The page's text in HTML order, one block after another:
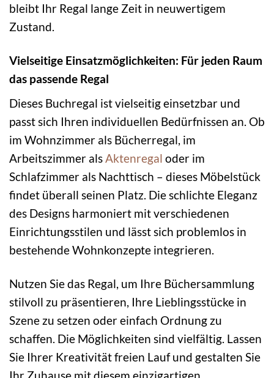
bleibt Ihr Regal lange Zeit in neuwertigem
Zustand.
Vielseitige Einsatzmöglichkeiten: Für jeden Raum
das passende Regal
Dieses Buchregal ist vielseitig einsetzbar und
passt sich Ihren individuellen Bedürfnissen an. Ob
im Wohnzimmer als Bücherregal, im
Arbeitszimmer als Aktenregal oder im
Schlafzimmer als Nachttisch – dieses Möbelstück
findet überall seinen Platz. Die schlichte Eleganz
des Designs harmoniert mit verschiedenen
Einrichtungsstilen und lässt sich problemlos in
bestehende Wohnkonzepte integrieren.
Nutzen Sie das Regal, um Ihre Büchersammlung
stilvoll zu präsentieren, Ihre Lieblingsstücke in
Szene zu setzen oder einfach Ordnung zu
schaffen. Die Möglichkeiten sind vielfältig. Lassen
Sie Ihrer Kreativität freien Lauf und gestalten Sie
Ihr Zuhause mit diesem einzigartigen